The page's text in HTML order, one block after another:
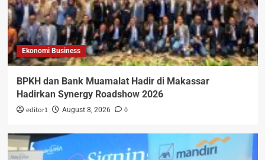
Ekonomi Business
BPKH dan Bank Muamalat Hadir di Makassar
Hadirkan Synergy Roadshow 2026
editor1 August 8, 2026 0